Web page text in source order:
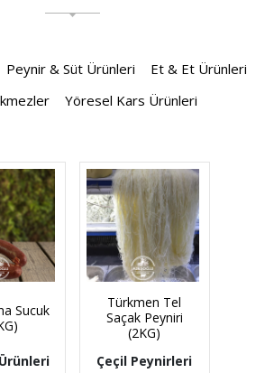
Peynir & Süt Ürünleri
Et & Et Ürünleri
Yöresel Kars Ürünleri
Sucuk
Türkmen Tel
Saçak Peyniri
(2KG)
Çeçil Peynirleri